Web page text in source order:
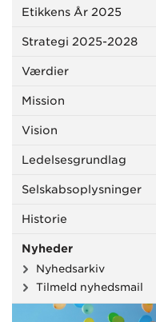
Etikkens År 2025
Strategi 2025-2028
Værdier
Mission
Vision
Ledelsesgrundlag
Selskabsoplysninger
Historie
Nyheder
Nyhedsarkiv
Tilmeld nyhedsmail